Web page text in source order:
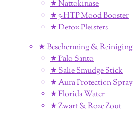
★ Nattokinase
★ 5-HTP Mood Booster
★ Detox Pleisters
★ Bescherming & Reiniging
★ Palo Santo
★ Salie Smudge Stick
★ Aura Protection Spray
★ Florida Water
★ Zwart & Roze Zout